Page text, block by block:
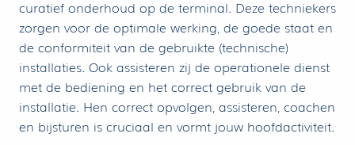
curatief onderhoud op de terminal. Deze techniekers
zorgen voor de optimale werking, de goede staat en
de conformiteit van de gebruikte (technische)
installaties. Ook assisteren zij de operationele dienst
met de bediening en het correct gebruik van de
installatie. Hen correct opvolgen, assisteren, coachen
en bijsturen is cruciaal en vormt jouw hoofdactiviteit.